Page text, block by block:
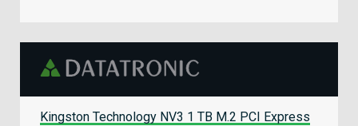
Kingston Technology NV3 1 TB M.2 PCI Express